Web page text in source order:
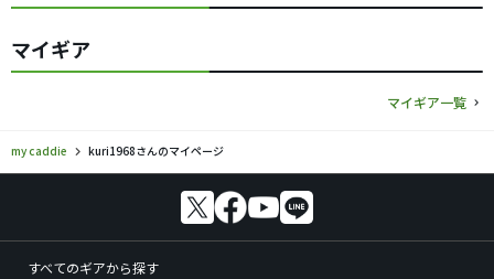
マイギア
マイギア一覧
my caddie kuri1968さんのマイページ
すべてのギアから探す